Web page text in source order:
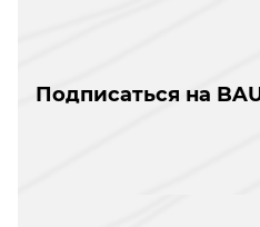
Подписаться на